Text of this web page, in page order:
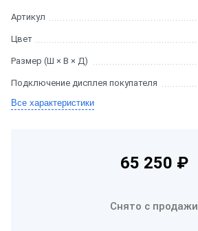
Артикул
Цвет
Размер (Ш × В × Д)
Подключение дисплея покупателя
Все характеристики
65 250 ₽
Снято с продажи